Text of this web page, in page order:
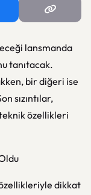
lansmanda
tanıtacak.
bir diğeri ise
sızıntılar,
teknik özellikleri
dikkat